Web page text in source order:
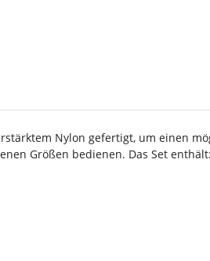
Nylon gefertigt, um einen
Größen bedienen. Das Set enthält: